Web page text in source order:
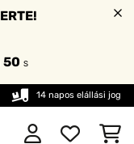
49 S
14 napos elállási jog